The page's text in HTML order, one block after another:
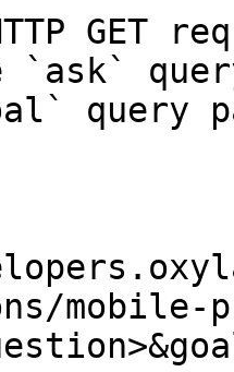
GET
`ask`
query
mobile-